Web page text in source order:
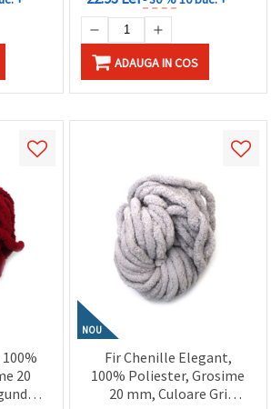
ADAUGA IN COS
20
NOU
Fir Chenille Elegant,
100% Poliester, Grosime
20 mm, Culoare Gri